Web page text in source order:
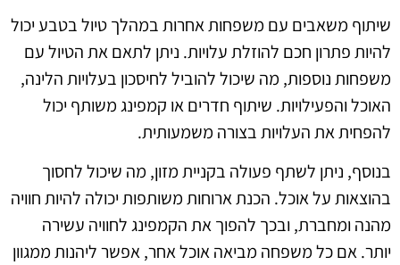
שיתוף משאבים עם משפחות אחרות במהלך טיול בטבע יכול
להיות פתרון חכם להוזלת עלויות. ניתן לתאם את הטיול עם
משפחות נוספות, מה שיכול להוביל לחיסכון בעלויות הלינה,
האוכל והפעילויות. שיתוף חדרים או קמפינג משותף יכול
להפחית את העלויות בצורה משמעותית.
בנוסף, ניתן לשתף פעולה בקניית מזון, מה שיכול לחסוך
בהוצאות על אוכל. הכנת ארוחות משותפות יכולה להיות חוויה
מהנה ומחברת, ובכך להפוך את הקמפינג לחוויה עשירה
יותר. אם כל משפחה מביאה אוכל אחר, אפשר ליהנות ממגוון